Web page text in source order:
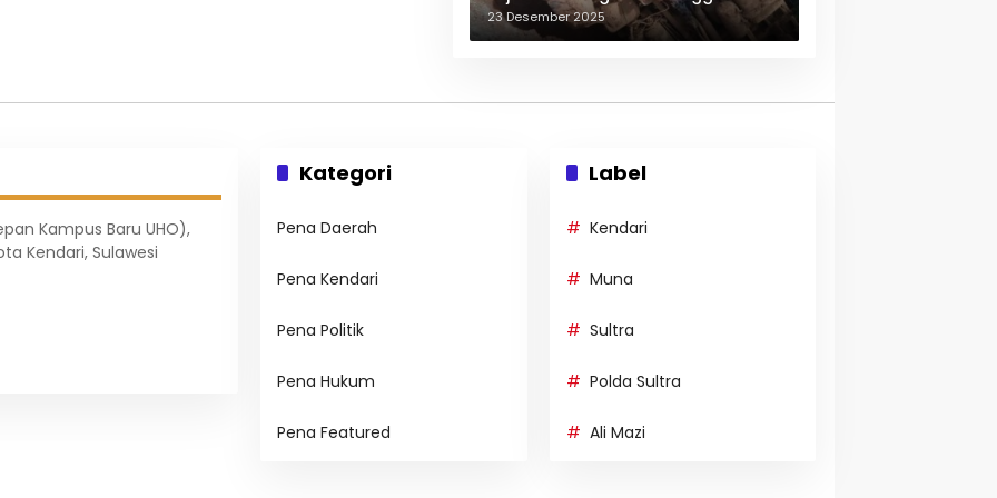
Berulang-ulang
23 Desember 2025
Kampus Baru UHO),
Kendari, Sulawesi
Kategori
Pena Daerah
Pena Kendari
Pena Politik
Pena Hukum
Pena Featured
Label
Kendari
Muna
Sultra
Polda Sultra
Ali Mazi